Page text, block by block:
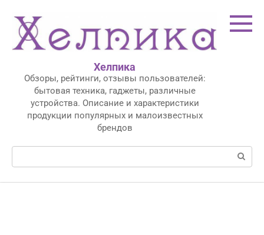
контенту
Хелпика
Обзоры, рейтинги, отзывы пользователей:
бытовая техника, гаджеты, различные
устройства. Описание и характеристики
продукции популярных и малоизвестных
брендов
Поиск: